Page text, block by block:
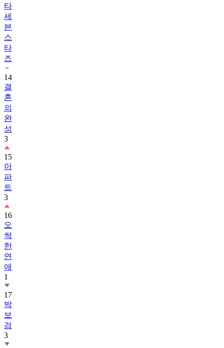
타
세
븐
스
타
즈
14
결
혼
의
완
성
3
15
아
파
트
3
16
오
싹
한
연
애
1
17
박
보
검
3